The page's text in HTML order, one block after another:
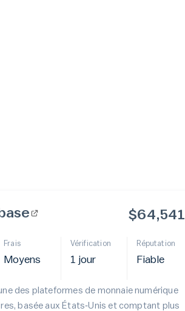
$64,541
Frais
Moyens
Vérification
1 jour
Réputation
Fiable
des plateformes de monnaie numérique
basée aux États‑Unis et comptant plus